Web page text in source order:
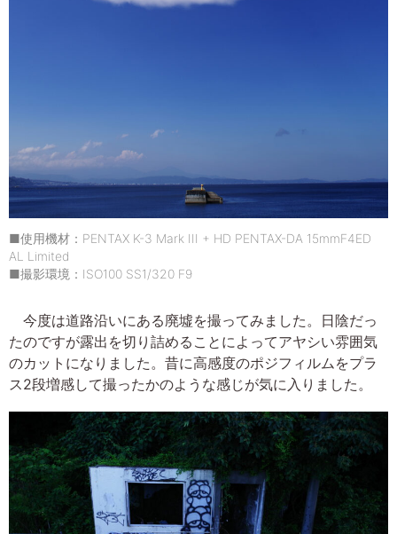
■使用機材：PENTAX K-3 Mark III + HD PENTAX-DA 15mmF4ED
AL Limited
■撮影環境：ISO100 SS1/320 F9
今度は道路沿いにある廃墟を撮ってみました。日陰だっ
たのですが露出を切り詰めることによってアヤシい雰囲気
のカットになりました。昔に高感度のポジフィルムをプラ
ス2段増感して撮ったかのような感じが気に入りました。